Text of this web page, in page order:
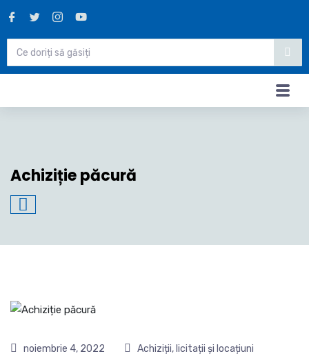
Achiziție păcură
noiembrie 4, 2022 Achiziții, licitații și locațiuni